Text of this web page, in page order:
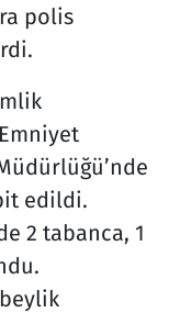
polis
edildi.
2 tabanca, 1